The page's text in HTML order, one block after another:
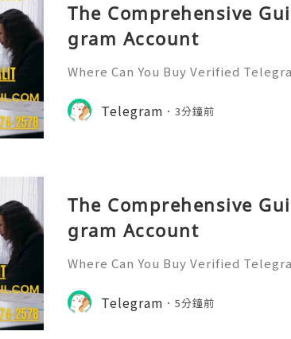
The Comprehensive
gram Account
Where Can You Buy Verified
p to a multifaceted platform for
and community
Telegram 3分鐘前
The Comprehensive
gram Account
Where Can You Buy Verified
p to a multifaceted platform for
and community
Telegram 5分鐘前